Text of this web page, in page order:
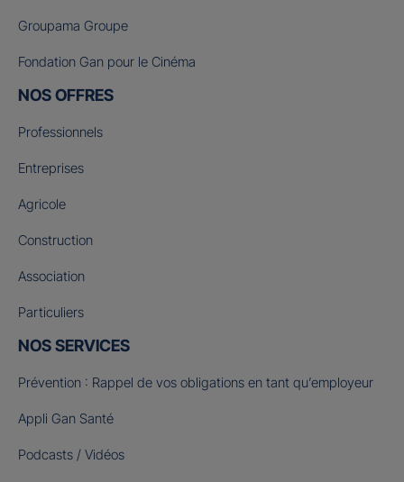
Groupama Groupe
Fondation Gan pour le Cinéma
NOS OFFRES
Professionnels
Entreprises
Agricole
Construction
Association
Particuliers
NOS SERVICES
Prévention : Rappel de vos obligations en tant qu’employeur
Appli Gan Santé
Podcasts / Vidéos